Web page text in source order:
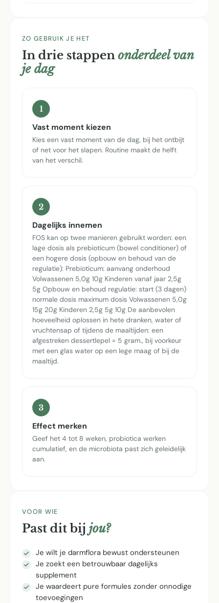
ZO GEBRUIK JE HET
In drie stappen onderdeel van
je dag
1
Vast moment kiezen
Kies een vast moment van de dag, bij het ontbijt
of net voor het slapen. Routine maakt de helft
van het verschil.
2
Dagelijks innemen
FOS kan op twee manieren gebruikt worden: een
lage dosis als prebioticum (bowel conditioner) of
een hogere dosis (opbouw en behoud van de
regulatie): Prebioticum: aanvang onderhoud
Volwassenen 5,0g 10g Kinderen vanaf jaar 2,5g
5g Opbouw en behoud regulatie: start (3 dagen)
normale dosis maximum dosis Volwassenen 5,0g
15g 20g Kinderen 2,5g 5g 10g De aanbevolen
hoeveelheid oplossen in hete dranken, water of
vruchtensap of tijdens de maaltijden: een
afgestreken dessertlepel = 5 gram., bij voorkeur
met een glas water op een lege maag of bij de
maaltijd.
3
Effect merken
Geef het 4 tot 8 weken, probiotica werken
cumulatief, en de microbiota past zich geleidelijk
aan.
VOOR WIE
Past dit bij jou?
Je wilt je darmflora bewust ondersteunen
Je zoekt een betrouwbaar dagelijks
supplement
Je waardeert pure formules zonder onnodige
toevoegingen